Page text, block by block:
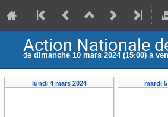
Action Nationale
de dimanche 10 mars 2024 (15:00) à
lundi 4 mars 2024 mardi